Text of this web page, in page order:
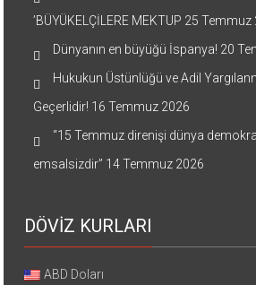
’BÜYÜKELÇİLERE MEKTUP 25 Temmuz
Dünyanın en büyüğü İspanya! 20
Hukukun Üstünlüğü ve Adil
Geçerlidir! 16 Temmuz 2026
“15 Temmuz direnişi dünya
emsalsizdir” 14 Temmuz 2026
DÖVİZ KURLARI
ABD Doları